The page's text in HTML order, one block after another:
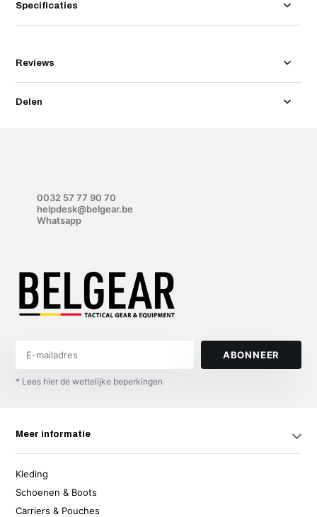
Specificaties
Reviews
Delen
0032 57 77 90 70
helpdesk@belgear.be
Whatsapp
ABONNEER
* Lees hier de wettelijke beperkingen
Meer informatie
Kleding
Schoenen & Boots
Carriers & Pouches